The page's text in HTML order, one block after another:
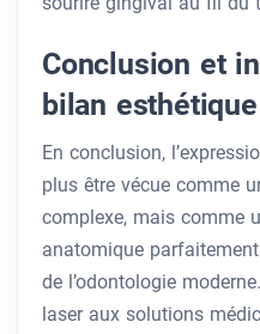
Conclusion et
bilan
En conclusion,
plus être vécue comme
complexe, mais comme
anatomique
de l’odontologie
laser aux solutions